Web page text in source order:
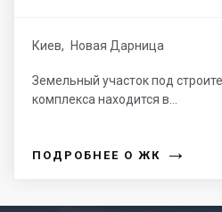
Киев, Новая Дарница
Земельный участок под
комплекса находится в...
ПОДРОБНЕЕ О ЖК →